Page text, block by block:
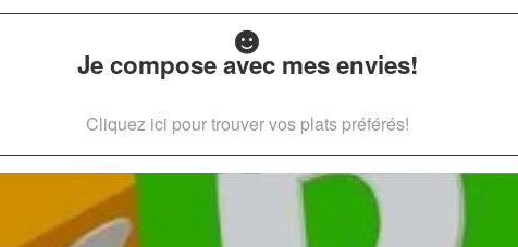
Je compose avec mes envies!
Cliquez ici pour trouver vos plats préférés!